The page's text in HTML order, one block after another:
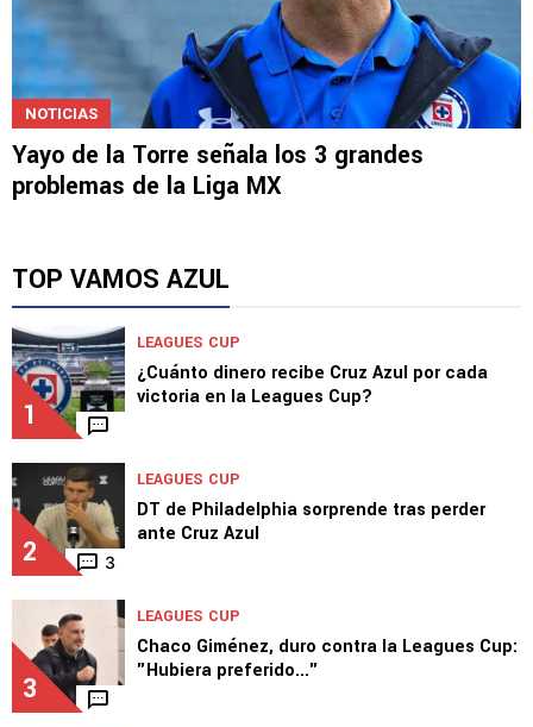
NOTICIAS
Yayo de la Torre señala los 3 grandes
problemas de la Liga MX
TOP VAMOS AZUL
1
LEAGUES CUP
¿Cuánto dinero recibe Cruz Azul por cada
victoria en la Leagues Cup?
2 3
LEAGUES CUP
DT de Philadelphia sorprende tras perder
ante Cruz Azul
3
LEAGUES CUP
Chaco Giménez, duro contra la Leagues Cup:
"Hubiera preferido..."